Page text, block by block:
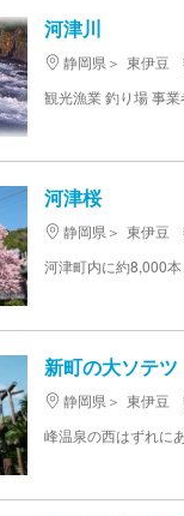
河津川
静岡県 東伊豆
観光漁業 釣り場 事
河津桜
静岡県 東伊豆
新町の大ソテツ
静岡県 東伊豆